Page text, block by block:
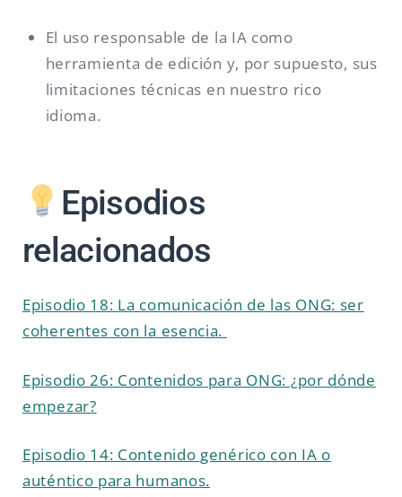
El uso responsable de la IA como
herramienta de edición y, por supuesto, sus
limitaciones técnicas en nuestro rico
idioma.
Episodios
relacionados
Episodio 18: La comunicación de las ONG: ser
coherentes con la esencia.
Episodio 26: Contenidos para ONG: ¿por dónde
empezar?
Episodio 14: Contenido genérico con IA o
auténtico para humanos.